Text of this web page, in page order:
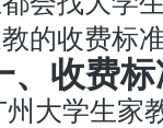
的收费标
、收费标
州大学生家